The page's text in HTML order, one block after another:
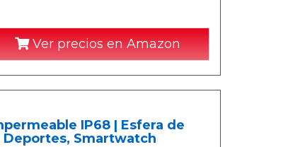
Ver precios en Amazon
IP68 | Esfera de
Deportes, Smartwatch